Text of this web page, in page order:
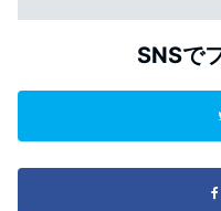
SNSで